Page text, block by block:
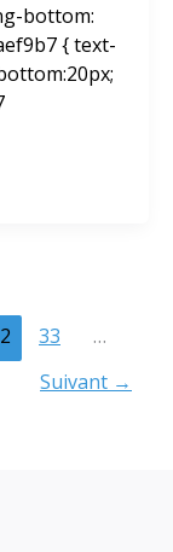
bottom:
{ text-
33
…
Suivant →